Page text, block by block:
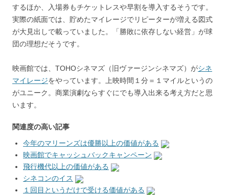
するほか、入場券もチケットレスや早割を導入するそうです。
実際の紙面では、貯めたマイレージでリピーターが増える図式
が大見出しで載っていました。「勝敗に依存しない経営」が球
団の理想だそうです。
映画館では、TOHOシネマズ（旧ヴァージンシネマズ）がシネ
マイレージをやっています。上映時間１分＝１マイルというの
がユニーク。商業演劇ならすぐにでも導入出来る考え方だと思
います。
関連度の高い記事
今年のマリーンズは優勝以上の価値がある
映画館でキャッシュバックキャンペーン
飛行機代以上の価値がある
シネコンのイス
１回目というだけで受ける価値がある